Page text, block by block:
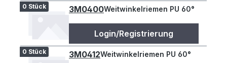
0 Stück 3M0400Weitwinkelriemen PU 60°
Login/Registrierung
0 Stück 3M0412Weitwinkelriemen PU 60°